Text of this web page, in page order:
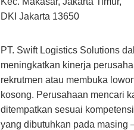
DKI Jakarta 13650
PT. Swift Logistics Solutions
meningkatkan kinerja
rekrutmen atau membuka
kosong. Perusahaan mencari
ditempatkan sesuai
yang dibutuhkan pada masing